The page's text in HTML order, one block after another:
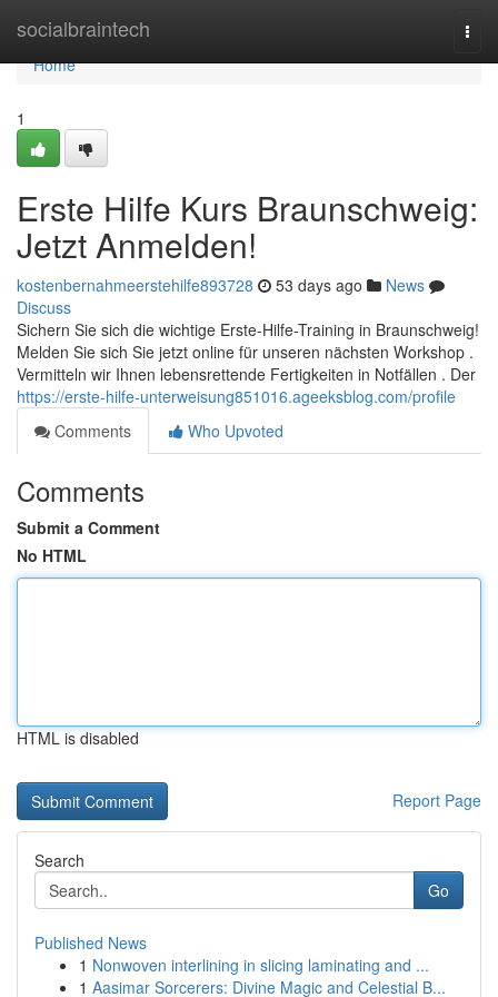
socialbraintech
Home
Home
1
Erste Hilfe Kurs Braunschweig:
Jetzt Anmelden!
kostenbernahmeerstehilfe893728 53 days ago
News
Discuss
Sichern Sie sich die wichtige Erste-Hilfe-Training in Braunschweig!
Melden Sie sich Sie jetzt online für unseren nächsten Workshop .
Vermitteln wir Ihnen lebensrettende Fertigkeiten in Notfällen . Der
https://erste-hilfe-unterweisung851016.ageeksblog.com/profile
Comments
Who Upvoted
Comments
Submit a Comment
No HTML
HTML is disabled
Report Page
Search
Go
Published News
1 Nonwoven interlining in slicing laminating and ...
1 Aasimar Sorcerers: Divine Magic and Celestial B...